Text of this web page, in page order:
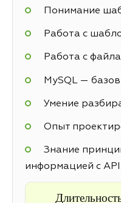
Понимание
Работа с
Работа с
MySQL —
Умение
Опыт
Знание
информацией с